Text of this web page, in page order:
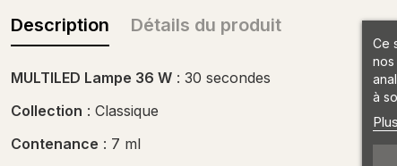
Description Détails du produit
MULTILED Lampe 36 W : 30 secondes
Collection : Classique
Contenance : 7 ml
Ce
à